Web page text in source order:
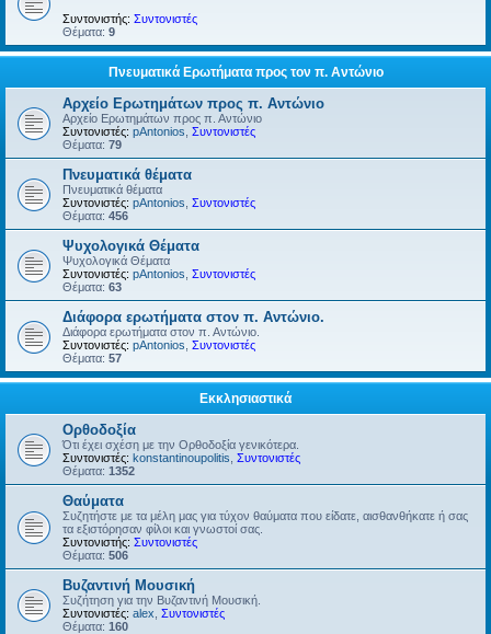
Συντονιστής: Συντονιστές
Θέματα: 9
Πνευματικά Ερωτήματα προς τον π. Αντώνιο
Αρχείο Ερωτημάτων προς π. Αντώνιο
Αρχείο Ερωτημάτων προς π. Αντώνιο
Συντονιστές: pAntonios Συντονιστές
Θέματα: 79
Πνευματικά θέματα
Πνευματικά θέματα
Συντονιστές: pAntonios Συντονιστές
Θέματα: 456
Ψυχολογικά Θέματα
Ψυχολογικά Θέματα
Συντονιστές: pAntonios Συντονιστές
Θέματα: 63
Διάφορα ερωτήματα στον π. Αντώνιο.
Διάφορα ερωτήματα στον π. Αντώνιο.
Συντονιστές: pAntonios Συντονιστές
Θέματα: 57
Εκκλησιαστικά
Ορθοδοξία
Ότι έχει σχέση με την Ορθοδοξία γενικότερα.
Συντονιστές: konstantinoupolitis Συντονιστές
Θέματα: 1352
Θαύματα
Συζητήστε με τα μέλη μας για τύχον θαύματα που είδατε, αισθανθήκατε ή σας
τα εξιστόρησαν φίλοι και γνωστοί σας.
Συντονιστής: Συντονιστές
Θέματα: 506
Βυζαντινή Μουσική
Συζήτηση για την Βυζαντινή Μουσική.
Συντονιστές: alex Συντονιστές
Θέματα: 160